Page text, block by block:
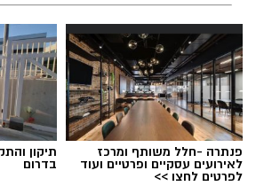
פנתרה -חלל משותף ומרכז
לאירועים עסקיים ופרטיים ועוד
לפרטים לחצו >>
תיקון
בדרום